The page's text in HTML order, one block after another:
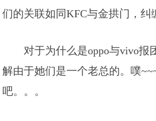
们的关联如同KFC与金拱门，纠
对于为什么是oppo与vivo报
解由于她们是一个老总的。噗
吧。。。